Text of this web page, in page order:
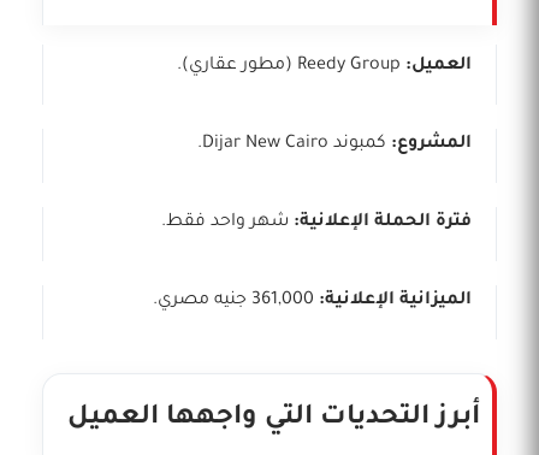
العميل:
المشروع: كمبوند Dijar New Cairo.
فترة الحملة الإعلانية: شهر واحد فقط.
الميزانية الإعلانية:
أبرز التحديات التي واجهها العميل